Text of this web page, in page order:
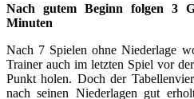
Nach gutem Beginn folgen 3
Minuten
Nach 7 Spielen ohne Niederlage
Trainer auch im letzten Spiel vor
Punkt holen. Doch der
nach seinen Niederlagen gut